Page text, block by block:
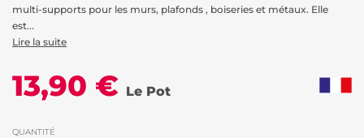
multi-supports pour les murs, plafonds , boiseries et métaux. Elle
est...
Lire la suite
13,90 € Le Pot
QUANTITÉ